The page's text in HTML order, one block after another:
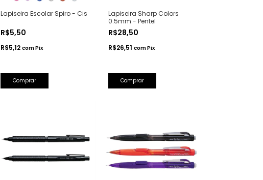
Lapiseira Escolar Spiro - Cis
R$5,50
R$5,12 comPix
Comprar
Lapiseira Sharp Colors
0.5mm - Pentel
R$28,50
R$26,51 comPix
Comprar